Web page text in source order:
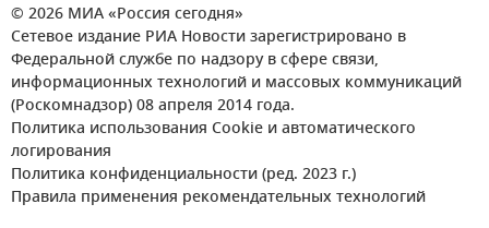
© 2026 МИА «Россия сегодня»
Сетевое издание РИА Новости зарегистрировано в
Федеральной службе по надзору в сфере связи,
информационных технологий и массовых коммуникаций
(Роскомнадзор) 08 апреля 2014 года.
Политика использования Cookie и автоматического
логирования
Политика конфиденциальности (ред. 2023 г.)
Правила применения рекомендательных технологий